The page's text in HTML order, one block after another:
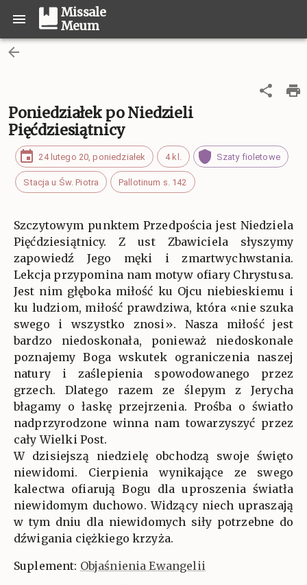
Missale
Meum
Poniedziałek po Niedzieli
Pięćdziesiątnicy
24 lutego 20, poniedziałek 4 kl. Szaty fioletowe
Stacja u Św. Piotra Pallotinum s. 142
Szczytowym punktem Przedpościa jest Niedziela
Pięćdziesiątnicy. Z ust Zbawiciela słyszymy
zapowiedź Jego męki i zmartwychwstania.
Lekcja przypomina nam motyw ofiary Chrystusa.
Jest nim głęboka miłość ku Ojcu niebieskiemu i
ku ludziom, miłość prawdziwa, która «nie szuka
swego i wszystko znosi». Nasza miłość jest
bardzo niedoskonała, ponieważ niedoskonale
poznajemy Boga wskutek ograniczenia naszej
natury i zaślepienia spowodowanego przez
grzech. Dlatego razem ze ślepym z Jerycha
błagamy o łaskę przejrzenia. Prośba o światło
nadprzyrodzone winna nam towarzyszyć przez
cały Wielki Post.
W dzisiejszą niedzielę obchodzą swoje święto
niewidomi. Cierpienia wynikające ze swego
kalectwa ofiarują Bogu dla uproszenia światła
niewidomym duchowo. Widzący niech upraszają
w tym dniu dla niewidomych siły potrzebne do
dźwigania ciężkiego krzyża.
Suplement: Objaśnienia Ewangelii